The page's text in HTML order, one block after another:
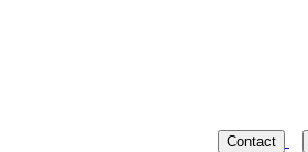
Contact